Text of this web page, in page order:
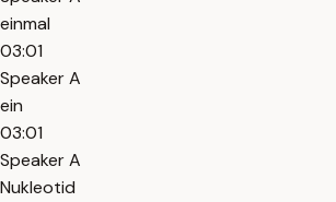
einmal
03:01
Speaker A
ein
03:01
Speaker A
Nukleotid